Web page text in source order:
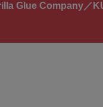
Glue Company／